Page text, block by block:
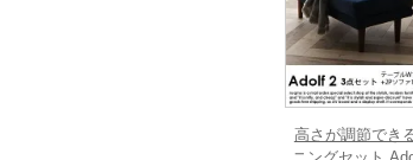
高さが調節でき